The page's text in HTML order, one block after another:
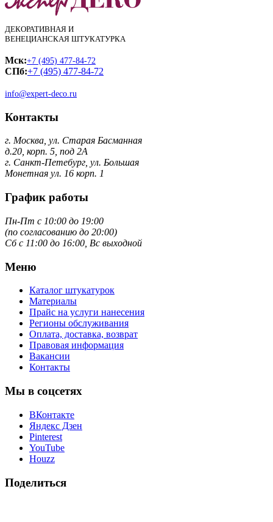
ДЕКОРАТИВНАЯ И
ВЕНЕЦИАНСКАЯ ШТУКАТУРКА
Мск:+7 (495) 477-84-72
СПб:+7 (495) 477-84-72
info@expert-deco.ru
Контакты
г. Москва, ул. Старая Басманная
д.20, корп. 5, под 2А
г. Санкт-Петебург, ул. Большая
Монетная ул. 16 корп. 1
График работы
Пн-Пт с 10:00 до 19:00
(по согласованию до 20:00)
Сб с 11:00 до 16:00, Вс выходной
Меню
Каталог штукатурок
Материалы
Прайс на услуги нанесения
Регионы обслуживания
Оплата, доставка, возврат
Правовая информация
Вакансии
Контакты
Мы в соцсетях
ВКонтакте
Яндекс Дзен
Pinterest
YouTube
Houzz
Поделиться